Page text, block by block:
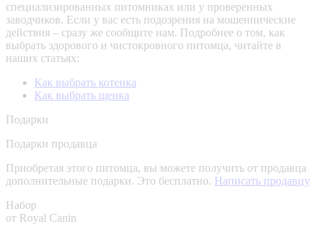
специализированных питомниках или у проверенных
заводчиков. Если у вас есть подозрения на мошеннические
действия – сразу же сообщите нам. Подробнее о том, как
выбрать здорового и чистокровного питомца, читайте в
наших статьях:
Как выбрать котенка
Как выбрать щенка
Подарки
Подарки продавца
Приобретая этого питомца, вы можете получить от продавца
дополнительные подарки. Это бесплатно. Написать продавцу
Набор
от Royal Canin